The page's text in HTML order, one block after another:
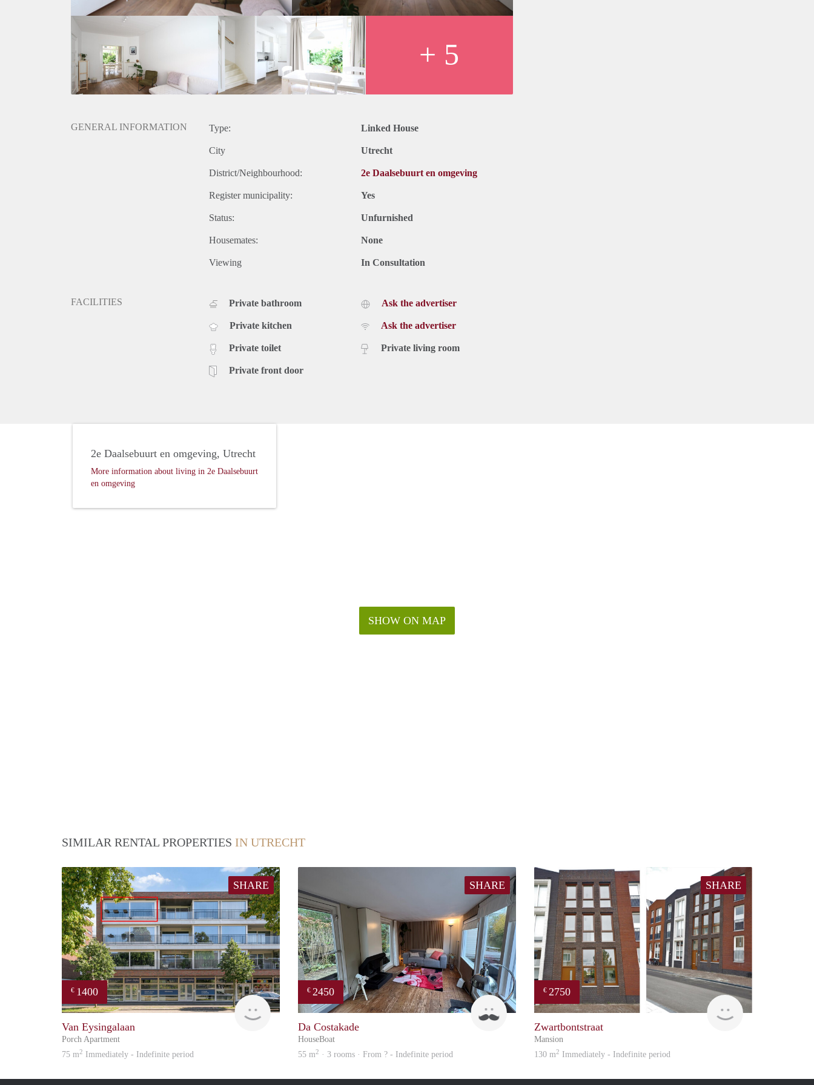
- Eenmalige servicekosten € 295,- exclusief 21% btw.
- Beschikbaar per 01-10-2019.
€ 1.325,- exclusief g/w/e, kabel tv, en gemeente belastingen. Inclusief stoffering, meubilering en keukenapparatuur.
€ 1.495,- Inclusief g/w/e, kabel tv, internet, stoffering, meubilering en keukenapparatuur. Exclusief gemeente
belastingen.
Voor meer informatie kunt u contact met ons opnemen of uzelf inschrijven op onze website.
+ 5
GENERAL INFORMATION Type: Linked House
City Utrecht
District/Neighbourhood: 2e Daalsebuurt en omgeving
Register municipality: Yes
Status: Unfurnished
Housemates: None
Viewing In Consultation
FACILITIES Private bathroom
Private kitchen
Private toilet
Private front door
Ask the advertiser
Ask the advertiser
Private living room
SHOW ON MAP
2e Daalsebuurt en omgeving, Utrecht
More information about living in 2e Daalsebuurt
en omgeving
SIMILAR RENTAL PROPERTIES IN UTRECHT
SHARE
€ 1400
Reinier
Van Eysingalaan
Porch Apartment
75 m2 Immediately - Indefinite period
SHARE
€ 2450
Guido
Da Costakade
HouseBoat
55 m2 · 3 rooms · From ? - Indefinite period
SHARE
€ 2750
Reinier
Zwartbontstraat
Mansion
130 m2 Immediately - Indefinite period